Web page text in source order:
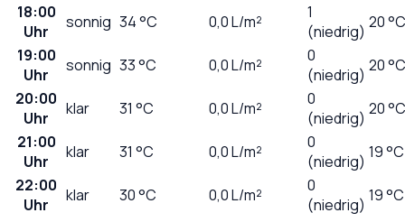
18:00
Uhr
sonnig 34°C 0,0L/m²
1
(niedrig) 20 °C
19:00
Uhr
sonnig 33°C 0,0L/m²
0
(niedrig) 20 °C
20:00
Uhr
klar 31 °C 0,0L/m²
0
(niedrig) 20 °C
21:00
Uhr
klar 31 °C 0,0L/m²
0
(niedrig) 19 °C
22:00
Uhr
klar 30°C 0,0L/m²
0
(niedrig) 19 °C